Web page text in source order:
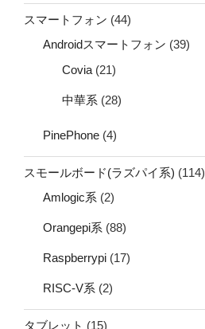
スマートフォン (44)
Androidスマートフォン (39)
Covia (21)
中華系 (28)
PinePhone (4)
スモールボード(ラズパイ系) (114)
Amlogic系 (2)
Orangepi系 (88)
Raspberrypi (17)
RISC-V系 (2)
タブレット (15)